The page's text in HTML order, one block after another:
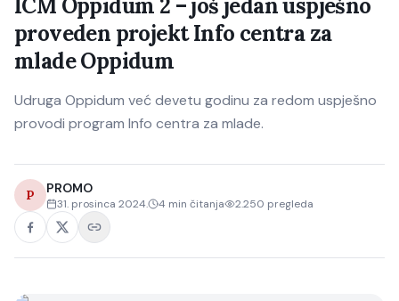
Poljoprivreda
Politika
Gospodarstvo
Život
Sport
ICM Oppidum 2 – još jedan uspješno
proveden projekt Info centra za
mlade Oppidum
Udruga Oppidum već devetu godinu za redom uspješno
provodi program Info centra za mlade.
P PROMO
31. prosinca 2024. 4 min čitanja 2.250 pregleda